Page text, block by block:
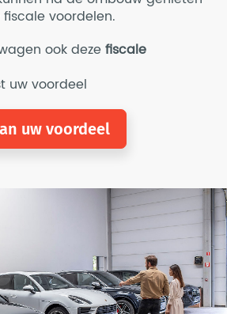
voordelen.
ook dezefiscale
uw voordeel
uw voordeel